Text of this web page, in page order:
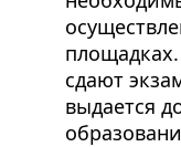
сдают
выдается